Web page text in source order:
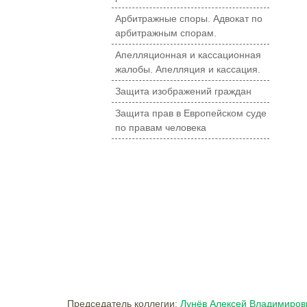
Арбитражные споры. Адвокат по
арбитражным спорам.
Апелляционная и кассационная
жалобы. Апелляция и кассация.
Защита изображений граждан
Защита прав в Европейском суде
по правам человека
Председатель коллегии: Лунёв Алексей